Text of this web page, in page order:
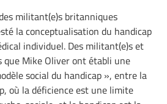
militant(e)s britanniques
la conceptualisation du handicap
individuel. Des militant(e)s et
que Mike Oliver ont établi une
social du handicap », entre la
où la déficience est une limite